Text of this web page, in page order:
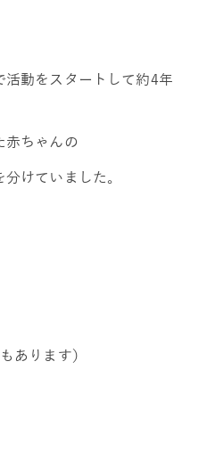
動をスタートして約4年
赤ちゃんの
けていました。
あります）